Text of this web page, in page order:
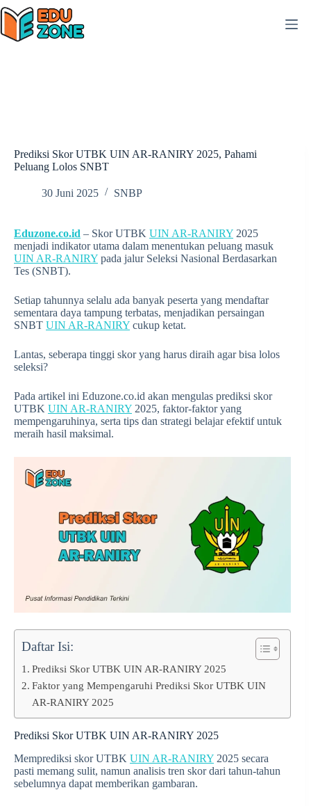
Skip
to
content
Prediksi Skor UTBK UIN AR-RANIRY 2025, Pahami
Peluang Lolos SNBT
30 Juni 2025 SNBP
Eduzone.co.id – Skor UTBK UIN AR-RANIRY 2025
menjadi indikator utama dalam menentukan peluang masuk
UIN AR-RANIRY pada jalur Seleksi Nasional Berdasarkan
Tes (SNBT).
Setiap tahunnya selalu ada banyak peserta yang mendaftar
sementara daya tampung terbatas, menjadikan persaingan
SNBT UIN AR-RANIRY cukup ketat.
Lantas, seberapa tinggi skor yang harus diraih agar bisa lolos
seleksi?
Pada artikel ini Eduzone.co.id akan mengulas prediksi skor
UTBK UIN AR-RANIRY 2025, faktor-faktor yang
mempengaruhinya, serta tips dan strategi belajar efektif untuk
meraih hasil maksimal.
Daftar Isi:
Prediksi Skor UTBK UIN AR-RANIRY 2025
Faktor yang Mempengaruhi Prediksi Skor UTBK UIN
AR-RANIRY 2025
Prediksi Skor UTBK UIN AR-RANIRY 2025
Memprediksi skor UTBK UIN AR-RANIRY 2025 secara
pasti memang sulit, namun analisis tren skor dari tahun-tahun
sebelumnya dapat memberikan gambaran.